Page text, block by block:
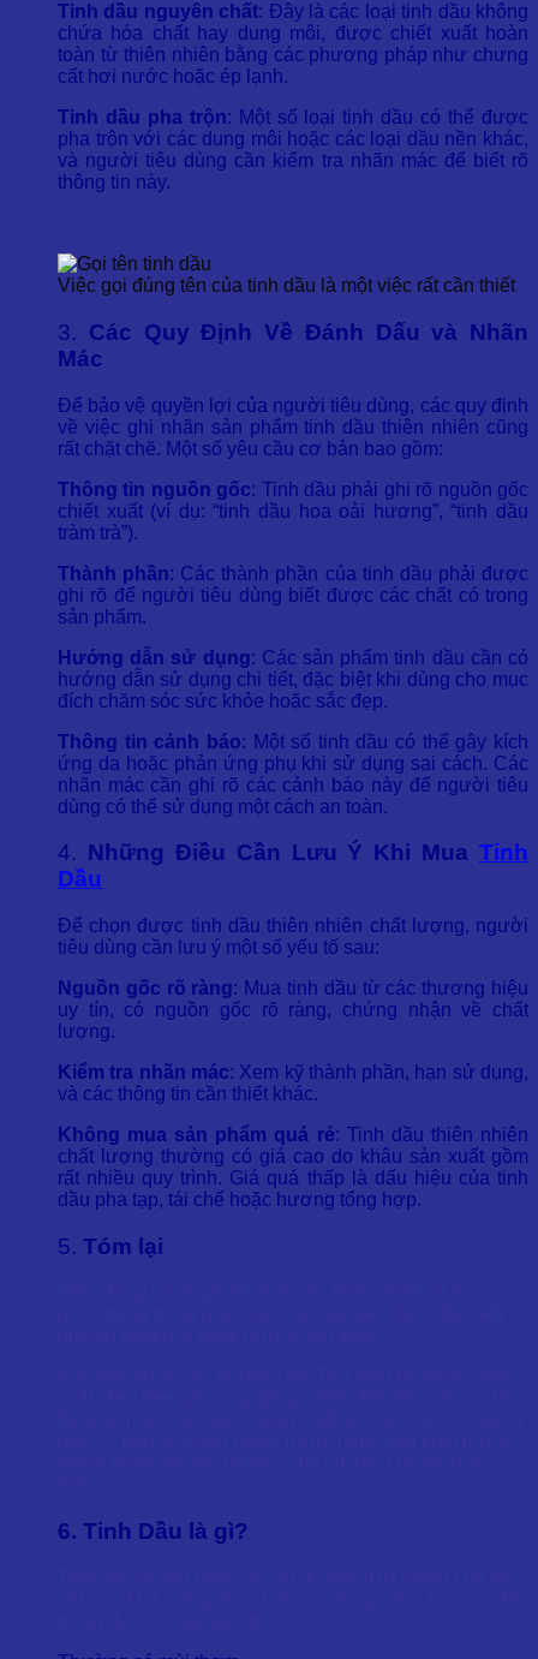
Tinh dầu nguyên chất: Đây là các loại tinh dầu không
chứa hóa chất hay dung môi, được chiết xuất hoàn
toàn từ thiên nhiên bằng các phương pháp như chưng
cất hơi nước hoặc ép lạnh.
Tinh dầu pha trộn: Một số loại tinh dầu có thể được
pha trộn với các dung môi hoặc các loại dầu nền khác,
và người tiêu dùng cần kiểm tra nhãn mác để biết rõ
thông tin này.
Việc gọi đúng tên của tinh dầu là một việc rất cần thiết
3. Các Quy Định Về Đánh Dấu và Nhãn
Mác
Để bảo vệ quyền lợi của người tiêu dùng, các quy định
về việc ghi nhãn sản phẩm tinh dầu thiên nhiên cũng
rất chặt chẽ. Một số yêu cầu cơ bản bao gồm:
Thông tin nguồn gốc: Tinh dầu phải ghi rõ nguồn gốc
chiết xuất (ví dụ: “tinh dầu hoa oải hương”, “tinh dầu
tràm trà”).
Thành phần: Các thành phần của tinh dầu phải được
ghi rõ để người tiêu dùng biết được các chất có trong
sản phẩm.
Hướng dẫn sử dụng: Các sản phẩm tinh dầu cần có
hướng dẫn sử dụng chi tiết, đặc biệt khi dùng cho mục
đích chăm sóc sức khỏe hoặc sắc đẹp.
Thông tin cảnh báo: Một số tinh dầu có thể gây kích
ứng da hoặc phản ứng phụ khi sử dụng sai cách. Các
nhãn mác cần ghi rõ các cảnh báo này để người tiêu
dùng có thể sử dụng một cách an toàn.
4. Những Điều Cần Lưu Ý Khi Mua Tinh
Dầu
Để chọn được tinh dầu thiên nhiên chất lượng, người
tiêu dùng cần lưu ý một số yếu tố sau:
Nguồn gốc rõ ràng: Mua tinh dầu từ các thương hiệu
uy tín, có nguồn gốc rõ ràng, chứng nhận về chất
lượng.
Kiểm tra nhãn mác: Xem kỹ thành phần, hạn sử dụng,
và các thông tin cần thiết khác.
Không mua sản phẩm quá rẻ: Tinh dầu thiên nhiên
chất lượng thường có giá cao do khâu sản xuất gồm
rất nhiều quy trình. Giá quá thấp là dấu hiệu của tinh
dầu pha tạp, tái chế hoặc hương tổng hợp.
5. Tóm lại
6. Tinh Dầu là gì?